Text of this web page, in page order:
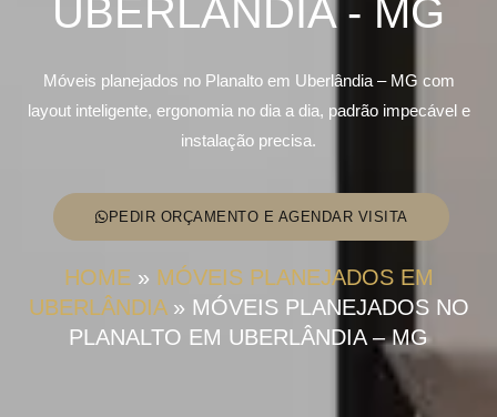
UBERLÂNDIA - MG
Móveis planejados no Planalto em Uberlândia – MG com
layout inteligente, ergonomia no dia a dia, padrão impecável e
instalação precisa.
PEDIR ORÇAMENTO E AGENDAR VISITA
HOME » MÓVEIS PLANEJADOS EM
UBERLÂNDIA» MÓVEIS PLANEJADOS NO
PLANALTO EM UBERLÂNDIA – MG